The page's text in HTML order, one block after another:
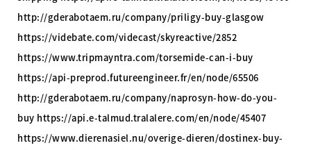
http://gderabotaem.ru/company/priligy-buy-glasgow
https://videbate.com/videcast/skyreactive/2852
https://www.tripmayntra.com/torsemide-can-i-buy
https://api-preprod.futureengineer.fr/en/node/65506
http://gderabotaem.ru/company/naprosyn-how-do-you-
buy https://api.e-talmud.tralalere.com/en/node/45407
https://www.dierenasiel.nu/overige-dieren/dostinex-buy-